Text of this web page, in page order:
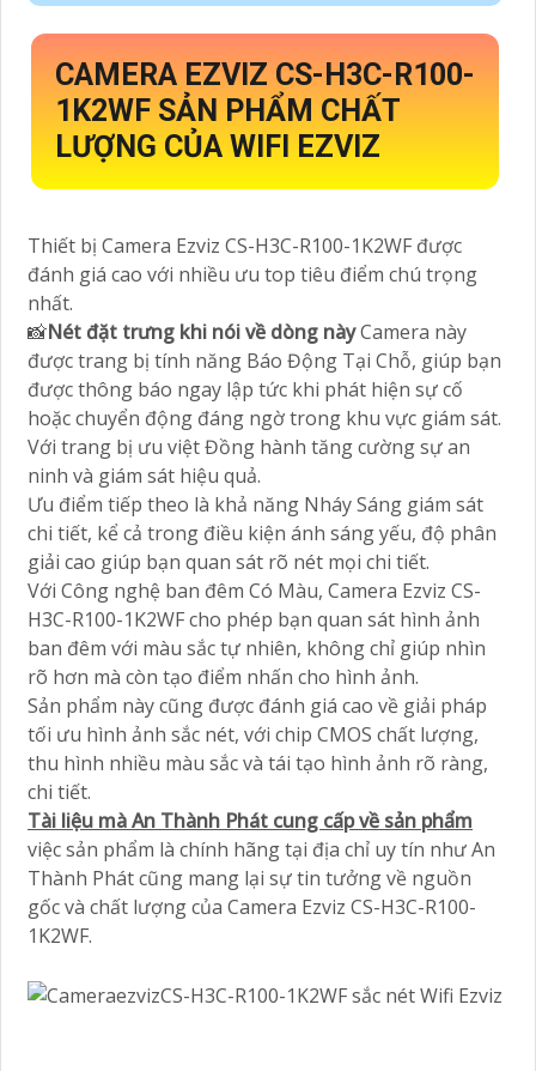
CAMERA EZVIZ CS-H3C-R100-
1K2WF SẢN PHẨM CHẤT
LƯỢNG CỦA WIFI EZVIZ
Thiết bị Camera Ezviz CS-H3C-R100-1K2WF được
đánh giá cao với nhiều ưu top tiêu điểm chú trọng
nhất.
📸Nét đặt trưng khi nói về dòng nàyCamera này
được trang bị tính năng Báo Động Tại Chỗ, giúp bạn
được thông báo ngay lập tức khi phát hiện sự cố
hoặc chuyển động đáng ngờ trong khu vực giám sát.
Với trang bị ưu việt Đồng hành tăng cường sự an
ninh và giám sát hiệu quả.
Ưu điểm tiếp theo là khả năng Nháy Sáng giám sát
chi tiết, kể cả trong điều kiện ánh sáng yếu, độ phân
giải cao giúp bạn quan sát rõ nét mọi chi tiết.
Với Công nghệ ban đêm Có Màu, Camera Ezviz CS-
H3C-R100-1K2WF cho phép bạn quan sát hình ảnh
ban đêm với màu sắc tự nhiên, không chỉ giúp nhìn
rõ hơn mà còn tạo điểm nhấn cho hình ảnh.
Sản phẩm này cũng được đánh giá cao về giải pháp
tối ưu hình ảnh sắc nét, với chip CMOS chất lượng,
thu hình nhiều màu sắc và tái tạo hình ảnh rõ ràng,
chi tiết.
Tài liệu mà An Thành Phát cung cấp về sản phẩm
việc sản phẩm là chính hãng tại địa chỉ uy tín như An
Thành Phát cũng mang lại sự tin tưởng về nguồn
gốc và chất lượng của Camera Ezviz CS-H3C-R100-
1K2WF.